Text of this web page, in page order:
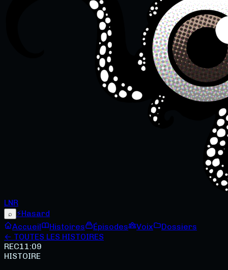
LNR
⌕ ⚡Hasard
Accueil
Histoires Épisodes Voix
Dossiers
← TOUTES LES HISTOIRES
REC11:09
HISTOIRE